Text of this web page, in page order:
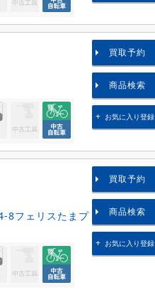
買取予約
商品検索
お気に入り登録
8フェリスたまプ
買取予約
商品検索
お気に入り登録